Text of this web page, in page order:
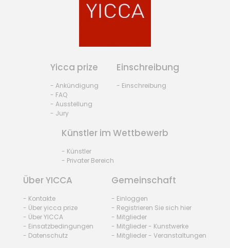
Yicca prize
- Ankündigung
- FAQ
- Ausstellung
- Jury
Einschreibung
- Einschreibung
Künstler im Wettbewerb
- Künstler
- Privater Bereich
Über YICCA
- Kontakte
- Über yicca prize
- Über YICCA
- Einsatzbedingungen
- Datenschutz
Gemeinschaft
- Einloggen
- Registrieren Sie sich hier
- Mitglieder
- Mitglieder - Kunstwerke
- Mitglieder - Veranstaltungen